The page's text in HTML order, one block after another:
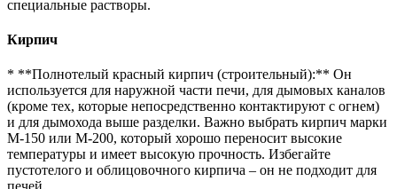
специальные растворы.
Кирпич
* **Полнотелый красный кирпич (строительный):** Он
используется для наружной части печи, для дымовых каналов
(кроме тех, которые непосредственно контактируют с огнем)
и для дымохода выше разделки. Важно выбрать кирпич марки
М-150 или М-200, который хорошо переносит высокие
температуры и имеет высокую прочность. Избегайте
пустотелого и облицовочного кирпича – он не подходит для
печей.